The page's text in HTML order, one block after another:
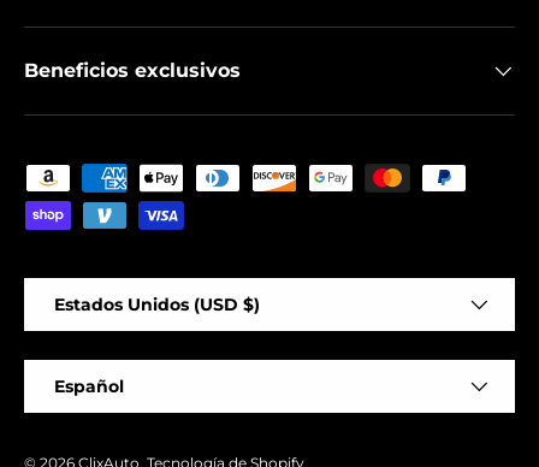
Beneficios exclusivos
Formas de pago aceptadas
Estados Unidos (USD $)
Español
© 2026 ClixAuto. Tecnología de Shopify.